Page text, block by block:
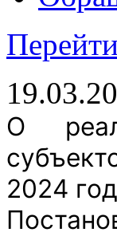
О
2024